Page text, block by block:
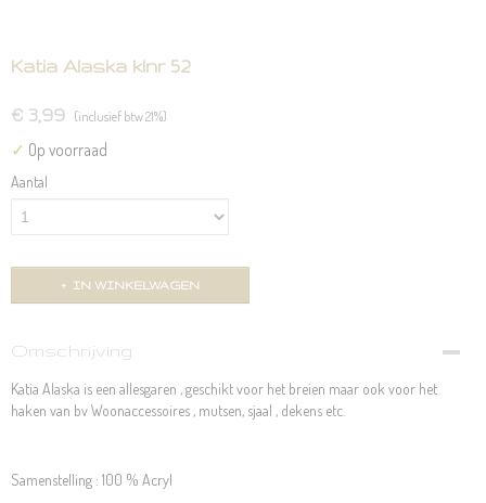
Katia Alaska klnr 52
€ 3,99 (inclusief btw 21%)
✓ Op voorraad
Aantal
IN WINKELWAGEN
Omschrijving
Katia Alaska is een allesgaren , geschikt voor het breien maar ook voor het
haken van bv Woonaccessoires , mutsen, sjaal , dekens etc.
Samenstelling : 100 % Acryl